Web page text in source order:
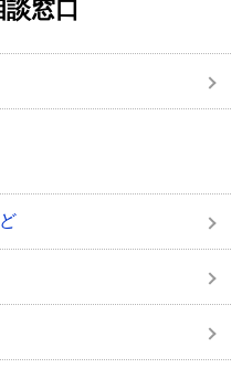
窓口